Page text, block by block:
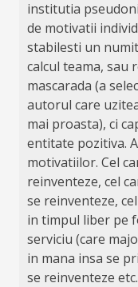
institutia
de motivatii
stabilesti un
calcul teama, sau
mascarada (a
autorul care
mai proasta), ci
entitate pozitiva.
motivatiilor. Cel
reinventeze, cel
se reinventeze,
in timpul liber pe
serviciu (care
in mana insa se
se reinventeze etc.